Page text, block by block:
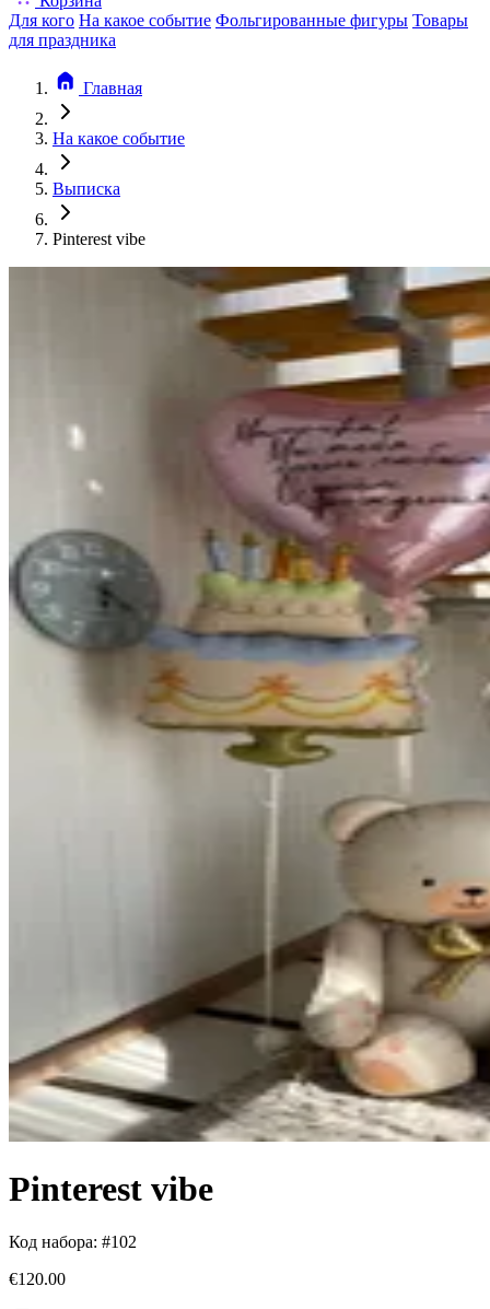
Для кого На какое событие Фольгированные фигуры Товары
для праздника
Главная
На какое событие
Выписка
Pinterest vibe
Pinterest vibe
Код набора: #102
€120.00